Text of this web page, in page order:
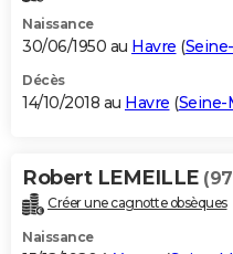
Naissance
30/06/1950 au Havre (
Décès
14/10/2018 au Havre (
Robert LEMEILLE
Créer une cagnotte obsèques
Naissance